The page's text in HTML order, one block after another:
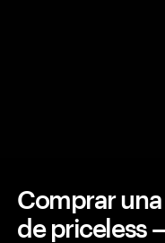
Comprar
de priceless